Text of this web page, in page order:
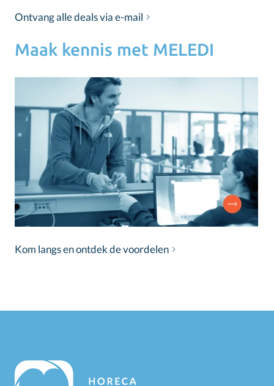
Ontvang alle deals via e-mail
Maak kennis met MELEDI
Kom langs en ontdek de voordelen